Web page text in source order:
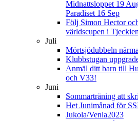
Midnattsloppet 19
Paradiset 16 Sep
Följ Simon Hector
världscupen i Tjeckien
Juli
Mörtsjödubbeln
Klubbstugan
Anmäl ditt barn till
och V33!
Juni
Sommarträning att
Het Junimånad för
Jukola/Venla2023